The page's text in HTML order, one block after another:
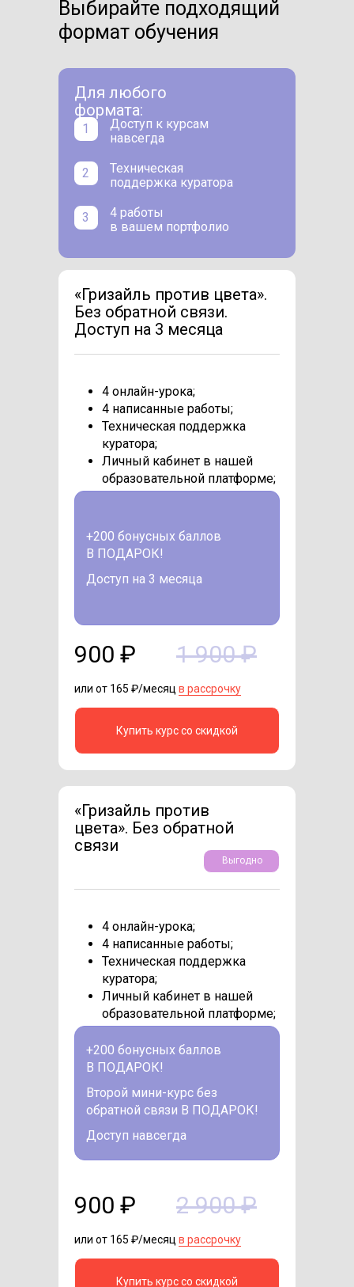
Выбирайте подходящий
формат обучения
4 работы
в вашем портфолио
Для любого
формата:
Доступ к курсам
навсегда
3
Техническая
поддержка куратора
1
2
или от 165 ₽/месяц в рассрочку
4 онлайн-урока;
4 написанные работы;
Техническая поддержка
куратора;
Личный кабинет в нашей
образовательной платформе;
1 900 ₽
900 ₽
Купить курс со скидкой
«Гризайль против цвета».
Без обратной связи.
Доступ на 3 месяца
+200 бонусных баллов
В ПОДАРОК!
Доступ на 3 месяца
или от 165 ₽/месяц в рассрочку
4 онлайн-урока;
4 написанные работы;
Техническая поддержка
куратора;
Личный кабинет в нашей
образовательной платформе;
2 900 ₽
900 ₽
Купить курс со скидкой
«Гризайль против
цвета». Без обратной
связи
+200 бонусных баллов
В ПОДАРОК!
Выгодно
Доступ навсегда
Второй мини-курс без
обратной связи В ПОДАРОК!